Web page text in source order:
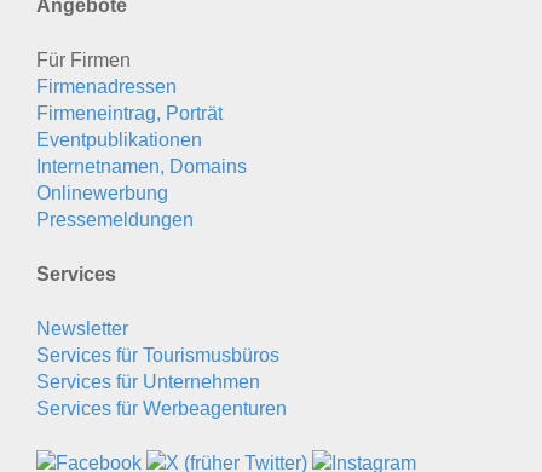
Angebote
Für Firmen
Firmenadressen
Firmeneintrag, Porträt
Eventpublikationen
Internetnamen, Domains
Onlinewerbung
Pressemeldungen
Services
Newsletter
Services für Tourismusbüros
Services für Unternehmen
Services für Werbeagenturen